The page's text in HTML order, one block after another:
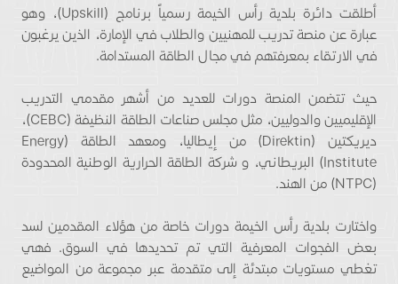
أطلقت دائرة بلدية رأس الخيمة رسمياً برنامج (Upskill)، وهو
عبارة عن منصة تدريب للمهنيين والطلاب في الإمارة، الذين يرغبون
في الارتقاء بمعرفتهم في مجال الطاقة المستدامة.
حيث تتضمن المنصة دورات للعديد من أشهر مقدمي التدريب
الإقليميين والدوليين، مثل مجلس صناعات الطاقة النظيفة (CEBC)،
ديريكتين (Direktin) من إيطاليا، ومعهد الطاقة (Energy
Institute) البريطاني، و شركة الطاقة الحرارية الوطنية المحدودة
(NTPC) من الهند.
واختارت بلدية رأس الخيمة دورات خاصة من هؤلاء المقدمين لسد
بعض الفجوات المعرفية التي تم تحديدها في السوق. فهي
تغطي مستويات مبتدئة إلى متقدمة عبر مجموعة من المواضيع